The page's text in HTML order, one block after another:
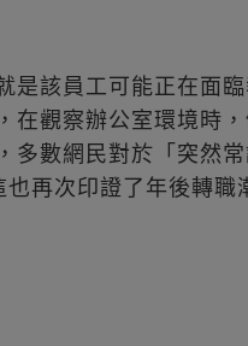
是該員工可能正在面
在觀察辦公室環境時
多數網民對於「突然
再次印證了年後轉職